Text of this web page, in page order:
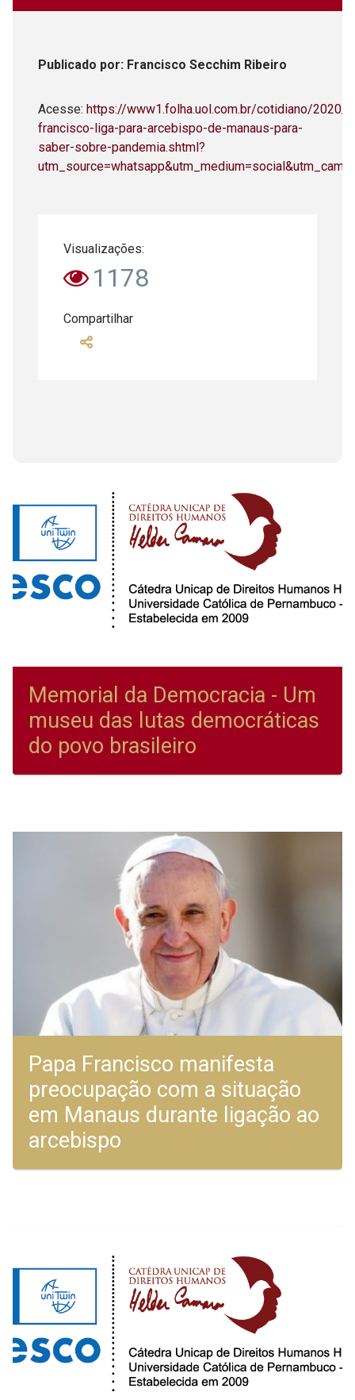
Publicado por: Francisco Secchim Ribeiro
Acesse: https://www1.folha.uol.com.br/cotidiano/2020/
francisco-liga-para-arcebispo-de-manaus-para-
saber-sobre-pandemia.shtml?
Visualizações:
1178
Compartilhar
Memorial da Democracia - Um
museu das lutas democráticas
do povo brasileiro
Papa Francisco manifesta
preocupação com a situação
em Manaus durante ligação ao
arcebispo